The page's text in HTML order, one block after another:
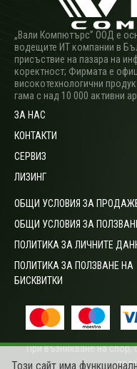
„Вали Компютърс” ООД е
водещите ИТ компании в
присъствие на пазара на
коректност; Фирмата е
високотехнологични
гама с над 10 000 активни
ЗА НАС
КОНТАКТИ
СЕРВИЗ
ЛИЗИНГ
ОБЩИ УСЛОВИЯ ЗА
ОБЩИ УСЛОВИЯ ЗА
ПОЛИТИКА ЗА ЛИЧНИТЕ
ПОЛИТИКА ЗА ПОЛЗВАНЕ НА
БИСКВИТКИ
При възникване на спор,
Този сайт има